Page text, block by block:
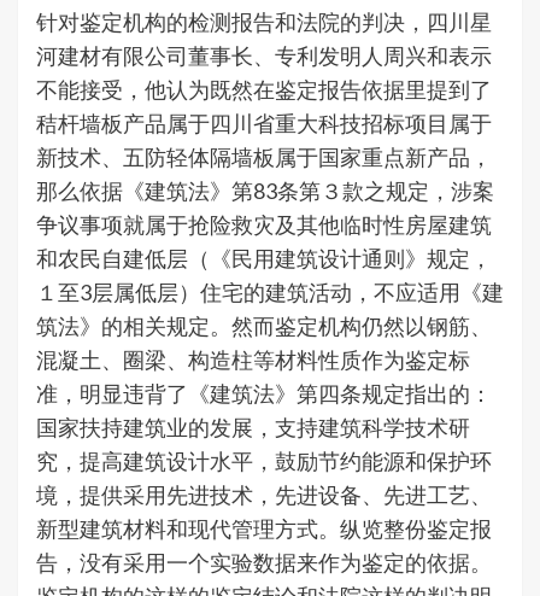
针对鉴定机构的检测报告和法院的判决，四川星
河建材有限公司董事长、专利发明人周兴和表示
不能接受，他认为既然在鉴定报告依据里提到了
秸杆墙板产品属于四川省重大科技招标项目属于
新技术、五防轻体隔墙板属于国家重点新产品，
那么依据《建筑法》第83条第３款之规定，涉案
争议事项就属于抢险救灾及其他临时性房屋建筑
和农民自建低层（《民用建筑设计通则》规定，
１至3层属低层）住宅的建筑活动，不应适用《建
筑法》的相关规定。然而鉴定机构仍然以钢筋、
混凝土、圈梁、构造柱等材料性质作为鉴定标
准，明显违背了《建筑法》第四条规定指出的：
国家扶持建筑业的发展，支持建筑科学技术研
究，提高建筑设计水平，鼓励节约能源和保护环
境，提供采用先进技术，先进设备、先进工艺、
新型建筑材料和现代管理方式。纵览整份鉴定报
告，没有采用一个实验数据来作为鉴定的依据。